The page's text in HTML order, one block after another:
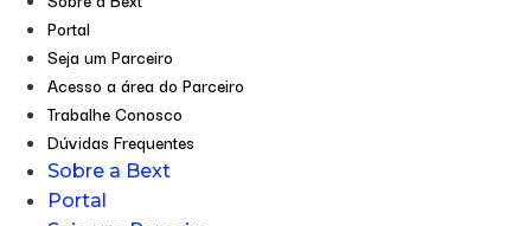
Portal
Seja um Parceiro
Acesso a área do Parceiro
Trabalhe Conosco
Dúvidas Frequentes
Sobre a Bext
Portal